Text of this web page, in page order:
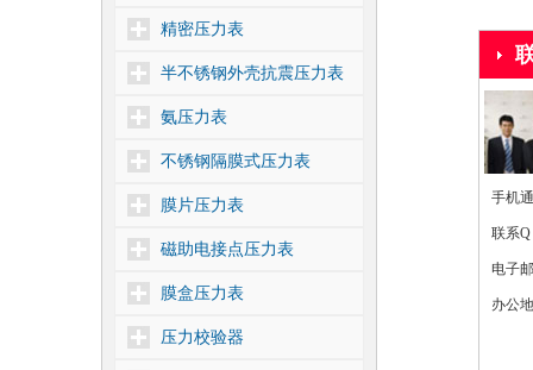
精密压力表
半不锈钢外壳抗震压力表
氨压力表
不锈钢隔膜式压力表
膜片压力表
磁助电接点压力表
膜盒压力表
压力校验器
手机
联系
电子
办公